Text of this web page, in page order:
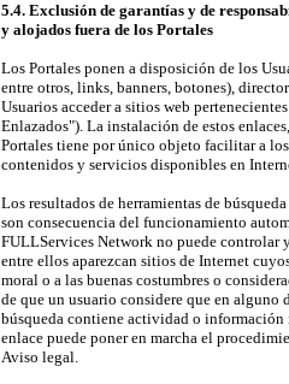
5.4. Exclusión de garantías y de
y alojados fuera de los Portales
Los Portales ponen a disposición de los
entre otros, links, banners, botones),
Usuarios acceder a sitios web
Enlazados"). La instalación de estos
Portales tiene por único objeto facilitar a
contenidos y servicios disponibles en
Los resultados de herramientas de
son consecuencia del funcionamiento
FULLServices Network no puede controlar
entre ellos aparezcan sitios de Internet
moral o a las buenas costumbres o
de que un usuario considere que en
búsqueda contiene actividad o
enlace puede poner en marcha el
Aviso legal.